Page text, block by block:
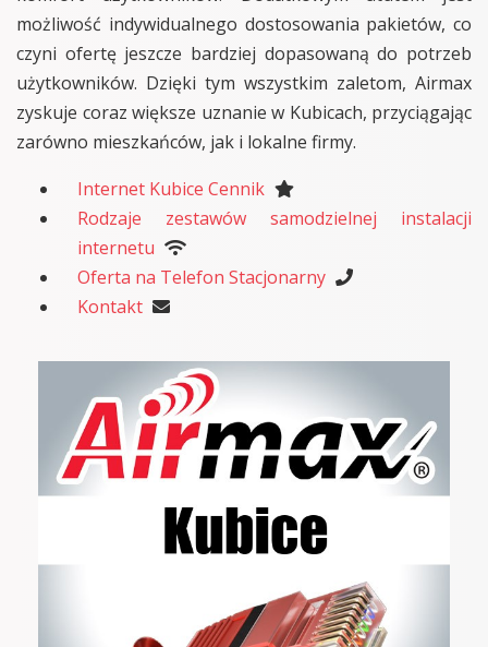
możliwość indywidualnego dostosowania pakietów, co
czyni ofertę jeszcze bardziej dopasowaną do potrzeb
użytkowników. Dzięki tym wszystkim zaletom, Airmax
zyskuje coraz większe uznanie w Kubicach, przyciągając
zarówno mieszkańców, jak i lokalne firmy.
Internet Kubice Cennik
Rodzaje zestawów samodzielnej instalacji
internetu
Oferta na Telefon Stacjonarny
Kontakt